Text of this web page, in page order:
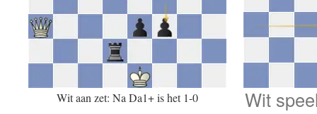
Wit aan zet: Na Da1+ is het 1-0 Wit